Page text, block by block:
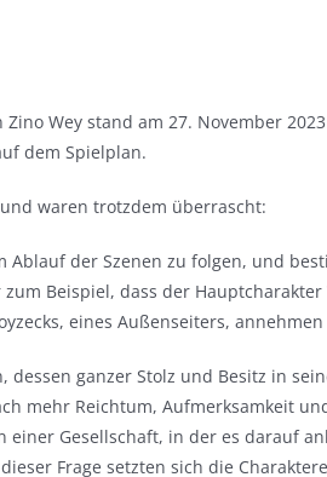
Wey stand am 27. November
dem Spielplan.
waren trotzdem überrascht:
der Szenen zu folgen, und
Beispiel, dass der
eines Außenseiters, annehmen
dessen ganzer Stolz und Besitz in
mehr Reichtum, Aufmerksamkeit
Gesellschaft, in der es darauf
Frage setzten sich die